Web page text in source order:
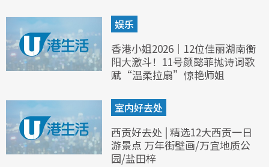
娱乐
香港小姐2026｜12位佳丽湖南衡
阳大激斗！11号颜懿菲抛诗词歌
赋“温柔拉扇”惊艳师姐
室内好去处
西贡好去处 | 精选12大西贡一日
游景点 万年街壁画/万宜地质公
园/盐田梓